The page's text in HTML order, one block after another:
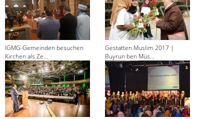
IGMG-Gemeinden besuchen
Kirchen als Ze...
Gestatten Muslim 2017 |
Buyrun ben Müs...